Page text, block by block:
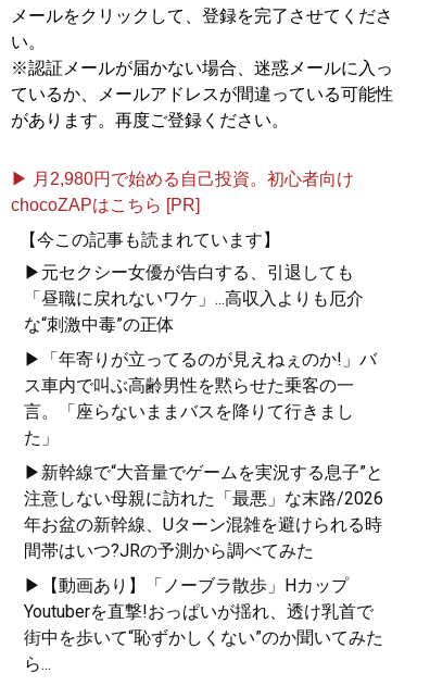
メールをクリックして、登録を完了させてくださ
い。
※認証メールが届かない場合、迷惑メールに入っ
ているか、メールアドレスが間違っている可能性
があります。再度ご登録ください。
▶ 月2,980円で始める自己投資。初心者向け
chocoZAPはこちら [PR]
【今この記事も読まれています】
▶元セクシー女優が告白する、引退しても
「昼職に戻れないワケ」...高収入よりも厄介
な“刺激中毒”の正体
▶「年寄りが立ってるのが見えねぇのか!」バ
ス車内で叫ぶ高齢男性を黙らせた乗客の一
言。「座らないままバスを降りて行きまし
た」
▶新幹線で“大音量でゲームを実況する息子”と
注意しない母親に訪れた「最悪」な末路/2026
年お盆の新幹線、Uターン混雑を避けられる時
間帯はいつ?JRの予測から調べてみた
▶【動画あり】「ノーブラ散歩」Hカップ
Youtuberを直撃!おっぱいが揺れ、透け乳首で
街中を歩いて“恥ずかしくない”のか聞いてみた
ら...